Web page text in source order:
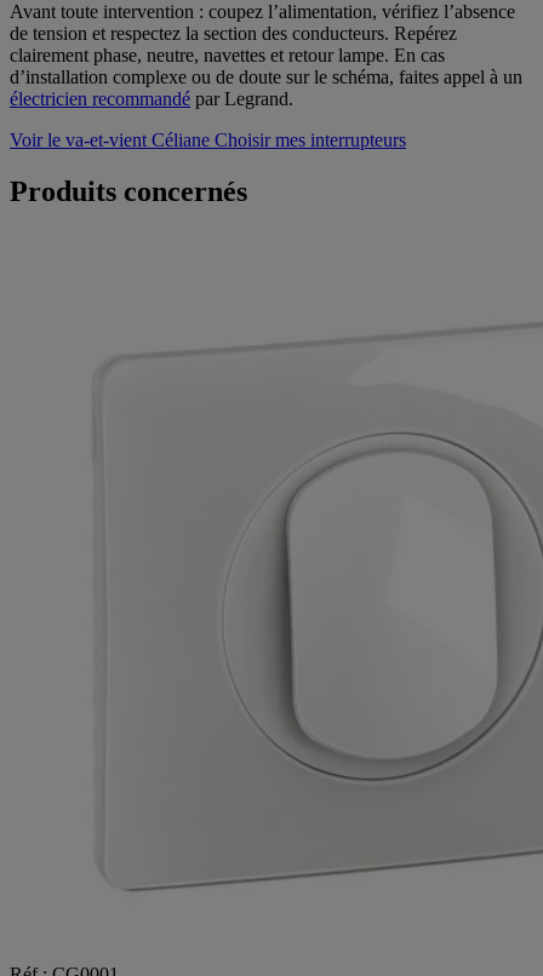
Avant toute intervention : coupez l’alimentation, vérifiez l’absence
de tension et respectez la section des conducteurs. Repérez
clairement phase, neutre, navettes et retour lampe. En cas
d’installation complexe ou de doute sur le schéma, faites appel à un
électricien recommandé par Legrand.
Voir le va-et-vient Céliane Choisir mes interrupteurs
Produits concernés